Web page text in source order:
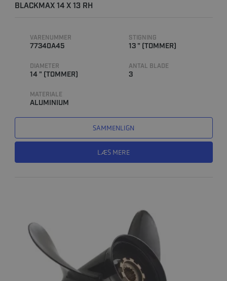
BLACKMAX 14 X 13 RH
VARENUMMER
77340A45
STIGNING
13 " (TOMMER)
DIAMETER
14 " (TOMMER)
ANTAL BLADE
3
MATERIALE
ALUMINIUM
SAMMENLIGN
LÆS MERE